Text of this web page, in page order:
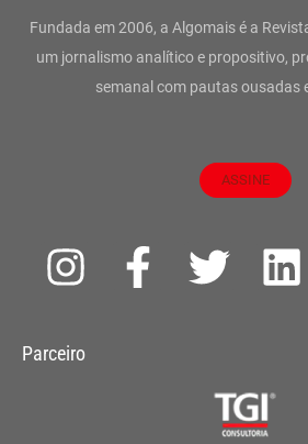
Fundada em 2006, a Algomais é a
um jornalismo analítico e propositivo,
semanal com pautas ousadas
ASSINE
I
s
F
a
T
t
L
Parceiro